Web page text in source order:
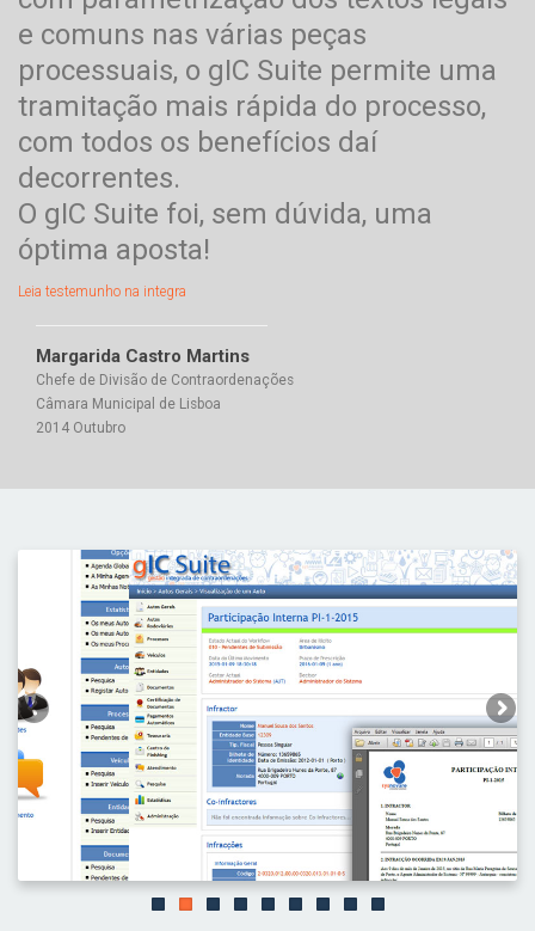
e comuns nas várias peças
processuais, o gIC Suite permite uma
tramitação mais rápida do processo,
com todos os benefícios daí
decorrentes.
O gIC Suite foi, sem dúvida, uma
óptima aposta!
Leia testemunho na integra
Margarida Castro Martins
Chefe de Divisão de Contraordenações
Câmara Municipal de Lisboa
2014 Outubro